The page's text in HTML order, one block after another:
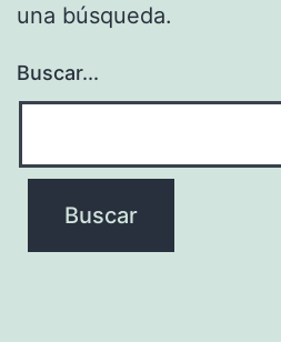
una búsqueda.
Buscar...